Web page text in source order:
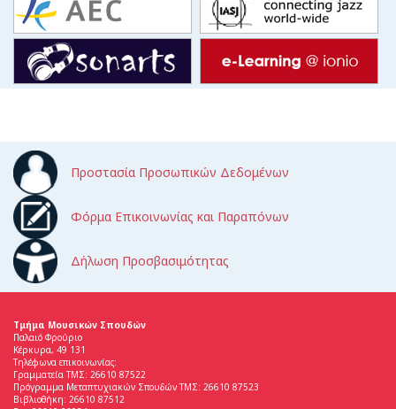
Προστασία Προσωπικών Δεδομένων
Φόρμα Επικοινωνίας και Παραπόνων
Δήλωση Προσβασιμότητας
Τμήμα Μουσικών Σπουδών
Παλαιό Φρούριο
Κέρκυρα, 49 131
Τηλέφωνα επικοινωνίας:
Γραμματεία ΤΜΣ: 26610 87522
Πρόγραμμα Μεταπτυχιακών Σπουδών ΤΜΣ: 26610 87523
Βιβλιοθήκη: 26610 87512